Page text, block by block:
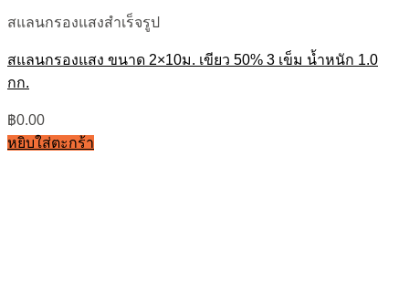
สแลนกรองแสงสำเร็จรูป
สแลนกรองแสง ขนาด 2×10ม. เขียว 50% 3 เข็ม น้ำหนัก 1.0
กก.
฿0.00
หยิบใส่ตะกร้า